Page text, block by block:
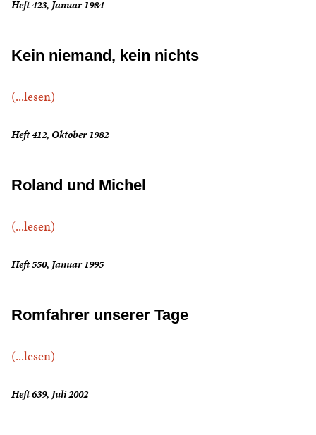
Heft 423, Januar 1984
Kein niemand, kein nichts
(...lesen)
Heft 412, Oktober 1982
Roland und Michel
(...lesen)
Heft 550, Januar 1995
Romfahrer unserer Tage
(...lesen)
Heft 639, Juli 2002